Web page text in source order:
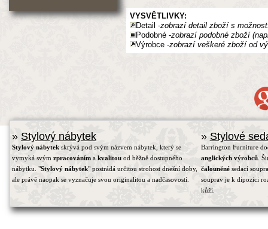
VYSVĚTLIVKY:
Detail -zobrazí detail zboží s
Podobné -zobrazí podobné zboží
Výrobce -zobrazí veškeré zboží od
» Stylový nábytek
Stylový nábytek skrývá pod svým názvem nábytek, který se
vymyká svým zpracováním a kvalitou od běžně dostupného
nábytku. "Stylový nábytek" postrádá určitou strohost dnešní doby,
ale právě naopak se vyznačuje svou originalitou a nadčasovostí.
» Stylové
Barrington Furniture
anglických výrobců.
čalouněnésedací
souprav je k dipozici
kůží.